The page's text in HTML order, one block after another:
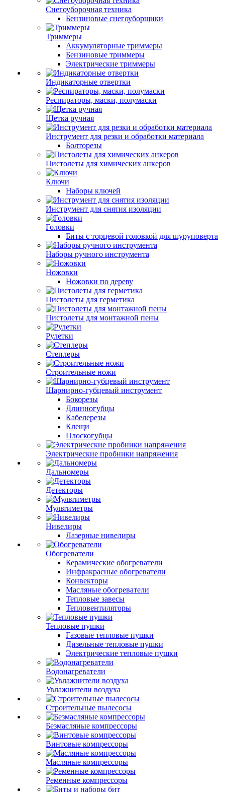
Снегоуборочная техника
Бензиновые снегоуборщики
Триммеры
Аккумуляторные триммеры
Бензиновые триммеры
Электрические триммеры
Индикаторные отвертки
Респираторы, маски, полумаски
Щетка ручная
Инструмент для резки и обработки материала
Болторезы
Пистолеты для химических анкеров
Ключи
Наборы ключей
Инструмент для снятия изоляции
Головки
Биты с торцевой головкой для шуруповерта
Наборы ручного инструмента
Ножовки
Ножовки по дереву
Пистолеты для герметика
Пистолеты для монтажной пены
Рулетки
Степлеры
Строительные ножи
Шарнирно-губцевый инструмент
Бокорезы
Длинногубцы
Кабелерезы
Клещи
Плоскогубцы
Электрические пробники напряжения
Дальномеры
Детекторы
Мультиметры
Нивелиры
Лазерные нивелиры
Обогреватели
Керамические обогреватели
Инфракрасные обогреватели
Конвекторы
Масляные обогреватели
Тепловые завесы
Тепловентиляторы
Тепловые пушки
Газовые тепловые пушки
Дизельные тепловые пушки
Электрические тепловые пушки
Водонагреватели
Увлажнители воздуха
Строительные пылесосы
Безмасляные компрессоры
Винтовые компрессоры
Масляные компрессоры
Ременные компрессоры